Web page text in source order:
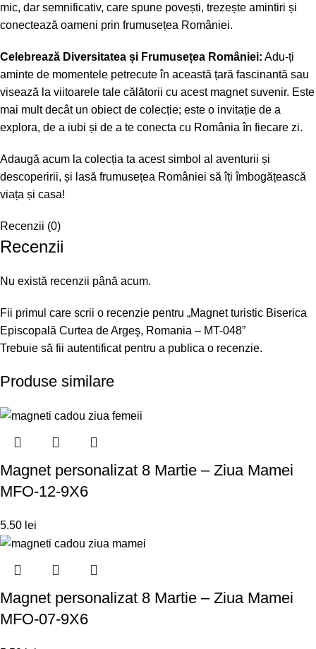
mic, dar semnificativ, care spune povești, trezește amintiri și
conectează oameni prin frumusețea României.
Celebrează Diversitatea și Frumusețea României: Adu-ți
aminte de momentele petrecute în această țară fascinantă sau
visează la viitoarele tale călătorii cu acest magnet suvenir. Este
mai mult decât un obiect de colecție; este o invitație de a
explora, de a iubi și de a te conecta cu România în fiecare zi.
Adaugă acum la colecția ta acest simbol al aventurii și
descoperirii, și lasă frumusețea României să îți îmbogățească
viața și casa!
Recenzii (0)
Recenzii
Nu există recenzii până acum.
Fii primul care scrii o recenzie pentru „Magnet turistic Biserica
Episcopală Curtea de Argeş, Romania – MT-048”
Trebuie să fii autentificatpentru a publica o recenzie.
Produse similare
Magnet personalizat 8 Martie – Ziua Mamei
MFO-12-9X6
5.50 lei
Magnet personalizat 8 Martie – Ziua Mamei
MFO-07-9X6